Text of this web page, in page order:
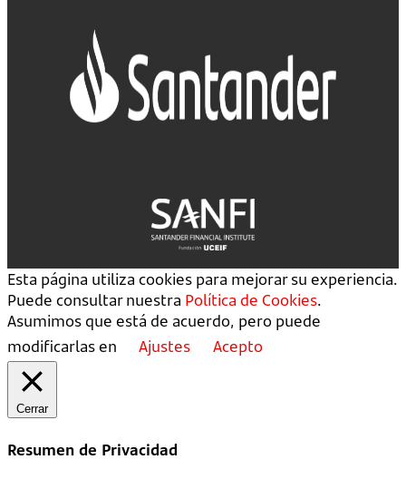
Esta página utiliza cookies para mejorar su experiencia.
Puede consultar nuestra Política de Cookies.
Asumimos que está de acuerdo, pero puede
modificarlas en
Ajustes Acepto
Cerrar
Resumen de Privacidad